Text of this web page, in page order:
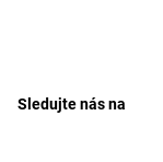
Sledujte nás na